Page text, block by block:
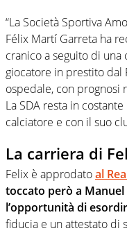
“La Società Sportiva
Félix Martí Garreta ha
cranico a seguito di
giocatore in prestito dal
ospedale, con prognosi
La SDA resta in
calciatore e con il suo
La carriera di
Felix è approdatoal
toccato però a
l’opportunità di
fiducia e un attestato di